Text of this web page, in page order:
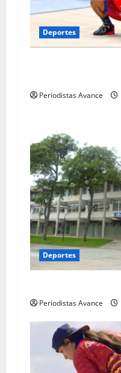
Deportes
Periodistas Avance
Deportes
Periodistas Avance